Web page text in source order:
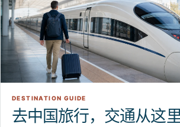
DESTINATION GUIDE
去中国旅行，交通从这里